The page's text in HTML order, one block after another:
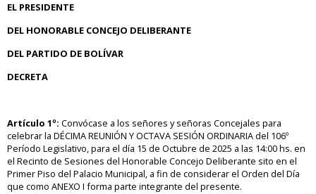
EL PRESIDENTE
DEL HONORABLE CONCEJO DELIBERANTE
DEL PARTIDO DE BOLÍVAR
DECRETA
Artículo 1º: Convócase a los señores y señoras Concejales para
celebrar la DÉCIMA REUNIÓN Y OCTAVA SESIÓN ORDINARIA del 106º
Período Legislativo, para el día 15 de Octubre de 2025 a las 14:00 hs. en
el Recinto de Sesiones del Honorable Concejo Deliberante sito en el
Primer Piso del Palacio Municipal, a fin de considerar el Orden del Día
que como ANEXO I forma parte integrante del presente.